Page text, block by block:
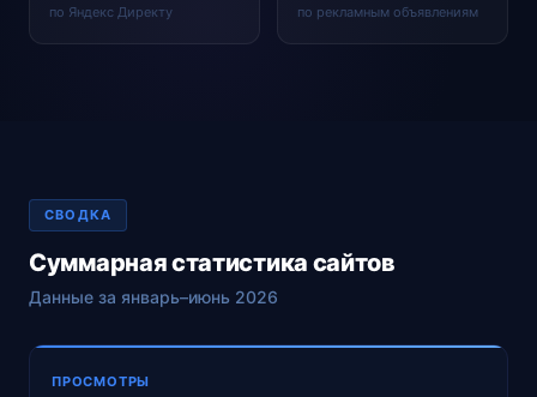
по Яндекс Директу по рекламным объявлениям
СВОДКА
Суммарная статистика сайтов
Данные за январь–июнь 2026
ПРОСМОТРЫ